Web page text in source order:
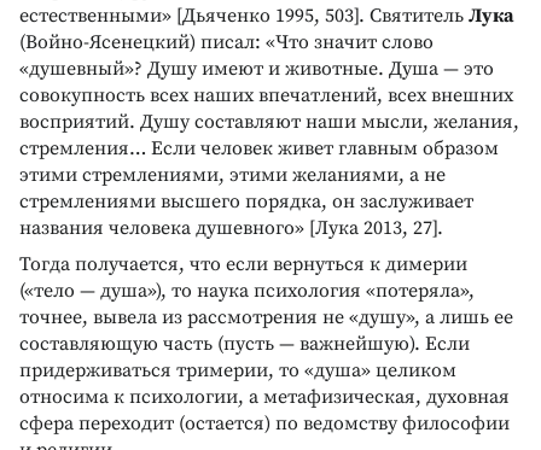
естественными» [Дьяченко 1995, 503]. Святитель Лука
(Войно-Ясенецкий) писал: «Что значит слово
«душевный»? Душу имеют и животные. Душа — это
совокупность всех наших впечатлений, всех внешних
восприятий. Душу составляют наши мысли, желания,
стремления… Если человек живет главным образом
этими стремлениями, этими желаниями, а не
стремлениями высшего порядка, он заслуживает
названия человека душевного» [Лука 2013, 27].
Тогда получается, что если вернуться к димерии
(«тело — душа»), то наука психология «потеряла»,
точнее, вывела из рассмотрения не «душу», а лишь ее
составляющую часть (пусть — важнейшую). Если
придерживаться тримерии, то «душа» целиком
относима к психологии, а метафизическая, духовная
сфера переходит (остается) по ведомству философии